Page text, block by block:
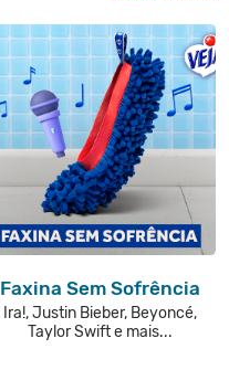
Faxina Sem Sofrência
Ira!, Justin Bieber, Beyoncé,
Taylor Swift e mais...